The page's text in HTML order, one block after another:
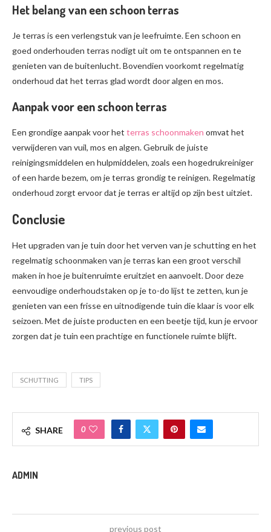
Het belang van een schoon terras
Je terras is een verlengstuk van je leefruimte. Een schoon en
goed onderhouden terras nodigt uit om te ontspannen en te
genieten van de buitenlucht. Bovendien voorkomt regelmatig
onderhoud dat het terras glad wordt door algen en mos.
Aanpak voor een schoon terras
Een grondige aanpak voor het terras schoonmaken omvat het
verwijderen van vuil, mos en algen. Gebruik de juiste
reinigingsmiddelen en hulpmiddelen, zoals een hogedrukreiniger
of een harde bezem, om je terras grondig te reinigen. Regelmatig
onderhoud zorgt ervoor dat je terras er altijd op zijn best uitziet.
Conclusie
Het upgraden van je tuin door het verven van je schutting en het
regelmatig schoonmaken van je terras kan een groot verschil
maken in hoe je buitenruimte eruitziet en aanvoelt. Door deze
eenvoudige onderhoudstaken op je to-do lijst te zetten, kun je
genieten van een frisse en uitnodigende tuin die klaar is voor elk
seizoen. Met de juiste producten en een beetje tijd, kun je ervoor
zorgen dat je tuin een prachtige en functionele ruimte blijft.
SCHUTTING TIPS
SHARE 0
ADMIN
previous post